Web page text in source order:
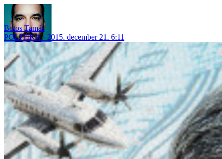
Botos Tamás
POLITIKA
2015. december 21. 6:11